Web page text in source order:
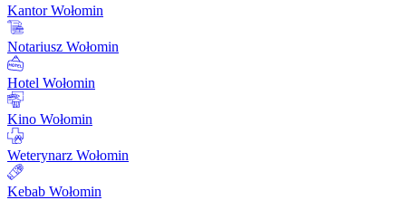
Kantor Wołomin
Notariusz Wołomin
Hotel Wołomin
Kino Wołomin
Weterynarz Wołomin
Kebab Wołomin